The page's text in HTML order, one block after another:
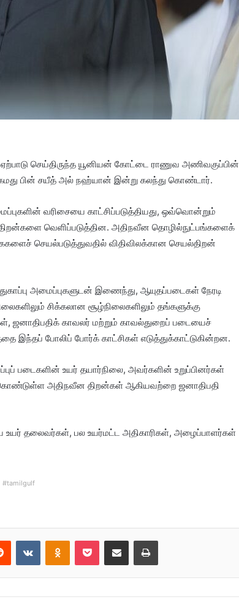
செய்திருந்த யூனியன் கோட்டை ராணுவ அணிவகுப்பின்
பின் சயீத் அல் நஹ்யான் இன்று கலந்து கொண்டார்.
வரிசையை காட்சிப்படுத்தியது, ஒவ்வொன்றும்
திறன்களை வெளிப்படுத்தின. அதிநவீன தொழில்நுட்பங்களைக்
செயல்படுத்துவதில் விதிவிலக்கான செயல்திறன்
அமைப்புகளுடன் இணைந்து, ஆயுதப்படைகள் நேரடி
சிக்கலான சூழ்நிலைகளிலும் தங்களுக்கு
ஜனாதிபதிக் காவலர் மற்றும் காவல்துறைப் படையைச்
இந்தப் போலிப் போர்க் காட்சிகள் எடுத்துக்காட்டுகின்றன.
படைகளின் உயர் தயார்நிலை, அவர்களின் உறுப்பினர்கள்
கொண்டுள்ள அதிநவீன திறன்கள் ஆகியவற்றை ஜனாதிபதி
உயர் தலைவர்கள், பல உயர்மட்ட அதிகாரிகள், அழைப்பாளர்கள்
#tamilgulf